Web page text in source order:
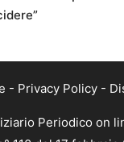
- Privacy Policy-
Periodico on